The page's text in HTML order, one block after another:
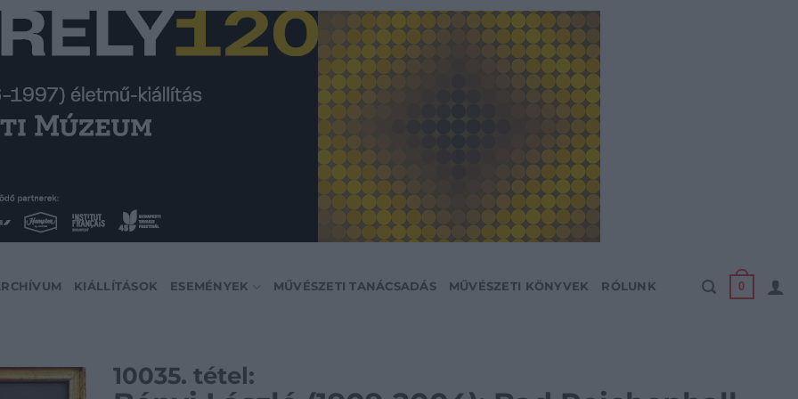
KIÁLLÍTÁSOK ESEMÉNYEK MŰVÉSZETI TANÁCSADÁS MŰVÉSZETI KÖNYVEK RÓLUNK 0
10035. tétel: